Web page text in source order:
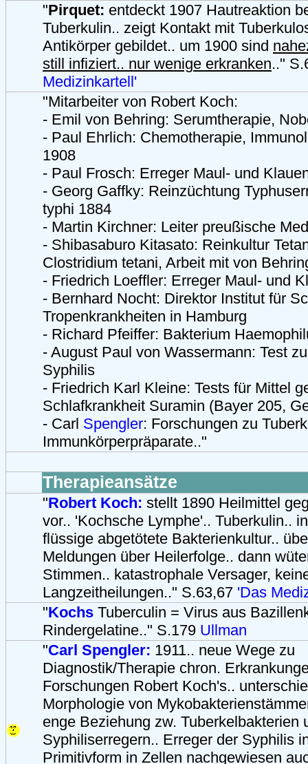
"Pirquet: entdeckt 1907 Hautreaktion
Tuberkulin.. zeigt Kontakt mit
Antikörper gebildet.. um 1900 sind
still infiziert.. nur wenige erkranken.."
Medizinkartell'
"Mitarbeiter von Robert Koch:
- Emil von Behring: Serumtherapie,
- Paul Ehrlich: Chemotherapie,
1908
- Paul Frosch: Erreger Maul- und
- Georg Gaffky: Reinzüchtung
typhi 1884
- Martin Kirchner: Leiter preußische
- Shibasaburo Kitasato: Reinkultur
Clostridium tetani, Arbeit mit von
- Friedrich Loeffler: Erreger Maul- und
- Bernhard Nocht: Direktor Institut für
Tropenkrankheiten in Hamburg
- Richard Pfeiffer: Bakterium
- August Paul von Wassermann: Test
Syphilis
- Friedrich Karl Kleine: Tests für Mittel
Schlafkrankheit Suramin (Bayer 205,
- Carl Spengler: Forschungen zu
Immunkörperpräparate.."
Therapieansätze
"Robert Koch: stellt 1890 Heilmittel
vor.. 'Kochsche Lymphe'.. Tuberkulin..
flüssige abgetötete Bakterienkultur..
Meldungen über Heilerfolge.. dann
Stimmen.. katastrophale Versager,
Langzeitheilungen.." S.63,67 'Das
"Kochs Tuberculin = Virus aus
Rindergelatine.." S.179 Ullman
"Carl Spengler: 1911.. neue Wege zu
Diagnostik/Therapie chron.
Forschungen Robert Koch's..
Morphologie von
enge Beziehung zw. Tuberkelbakterien
Syphiliserregern.. Erreger der Syphilis
Primitivform in Zellen nachgewiesen